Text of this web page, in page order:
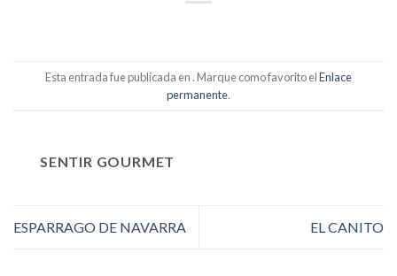
Esta entrada fue publicada en . Marque como favorito elEnlace
permanente.
SENTIR GOURMET
ESPARRAGO DE NAVARRA EL CANITO